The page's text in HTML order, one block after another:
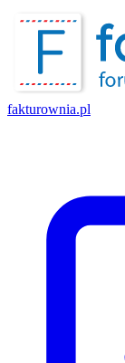
fakturownia.pl